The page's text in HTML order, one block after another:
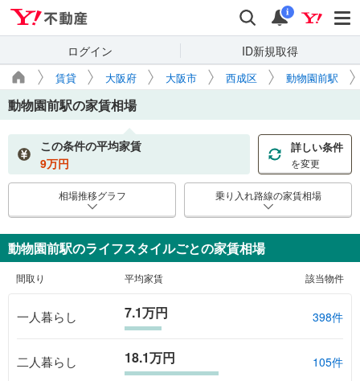
検索 通知
i
ログイン ID新規取得
賃貸 大阪府 大阪市 西成区 動物園前駅
動物園前駅の家賃相場
この条件の平均家賃
9万円
詳しい条件
を変更
相場推移グラフ 乗り入れ路線の家賃相場
動物園前駅のライフスタイルごとの家賃相場
間取り 平均家賃 該当物件
一人暮らし 7.1万円 398件
二人暮らし 18.1万円 105件